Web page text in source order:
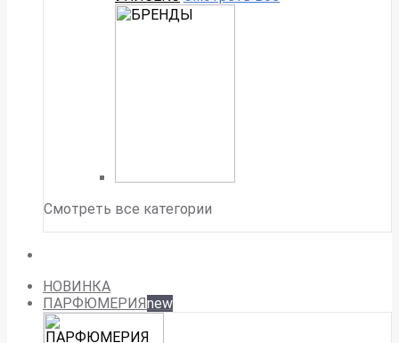
Смотреть все категории
НОВИНКА
ПАРФЮМЕРИЯnew